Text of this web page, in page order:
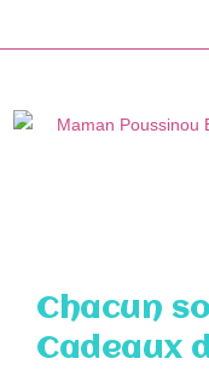
Chacun
Cadeaux